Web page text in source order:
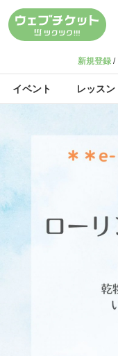
新規登録 /
イベント レッスン